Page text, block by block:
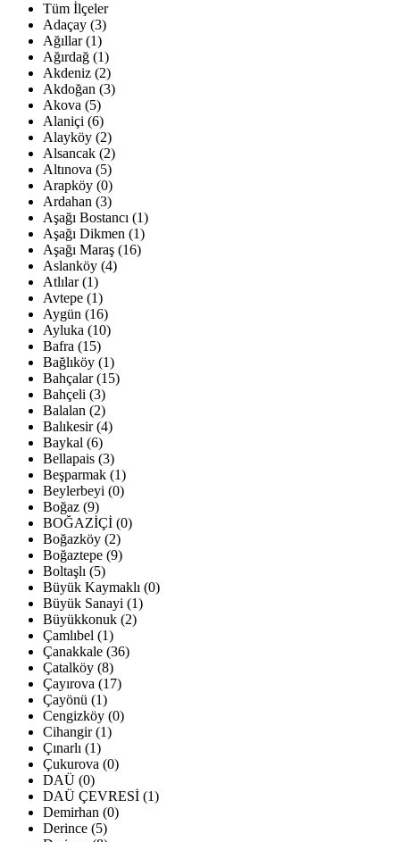
Tüm İlçeler
Adaçay (3)
Ağıllar (1)
Ağırdağ (1)
Akdeniz (2)
Akdoğan (3)
Akova (5)
Alaniçi (6)
Alayköy (2)
Alsancak (2)
Altınova (5)
Arapköy (0)
Ardahan (3)
Aşağı Bostancı (1)
Aşağı Dikmen (1)
Aşağı Maraş (16)
Aslanköy (4)
Atlılar (1)
Avtepe (1)
Aygün (16)
Ayluka (10)
Bafra (15)
Bağlıköy (1)
Bahçalar (15)
Bahçeli (3)
Balalan (2)
Balıkesir (4)
Baykal (6)
Bellapais (3)
Beşparmak (1)
Beylerbeyi (0)
Boğaz (9)
BOĞAZİÇİ (0)
Boğazköy (2)
Boğaztepe (9)
Boltaşlı (5)
Büyük Kaymaklı (0)
Büyük Sanayi (1)
Büyükkonuk (2)
Çamlıbel (1)
Çanakkale (36)
Çatalköy (8)
Çayırova (17)
Çayönü (1)
Cengizköy (0)
Cihangir (1)
Çınarlı (1)
Çukurova (0)
DAÜ (0)
DAÜ ÇEVRESİ (1)
Demirhan (0)
Derince (5)